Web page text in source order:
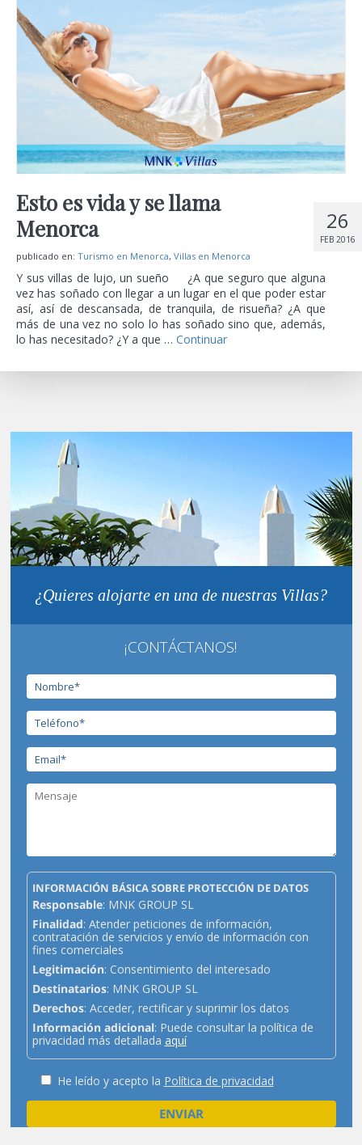
26
FEB 2016
Esto es vida y se llama
Menorca
publicado en: Turismo en Menorca, Villas en Menorca
Y sus villas de lujo, un sueño ¿A que seguro que alguna
vez has soñado con llegar a un lugar en el que poder estar
así, así de descansada, de tranquila, de risueña? ¿A que
más de una vez no solo lo has soñado sino que, además,
lo has necesitado? ¿Y a que … Continuar
¿Quieres alojarte en una de nuestras Villas?
¡CONTÁCTANOS!
INFORMACIÓN BÁSICA SOBRE PROTECCIÓN DE DATOS
Responsable: MNK GROUP SL
Finalidad: Atender peticiones de información,
contratación de servicios y envío de información con
fines comerciales
Legitimación: Consentimiento del interesado
Destinatarios: MNK GROUP SL
Derechos: Acceder, rectificar y suprimir los datos
Información adicional: Puede consultar la política de
privacidad más detallada aquí
He leído y acepto la Política de privacidad